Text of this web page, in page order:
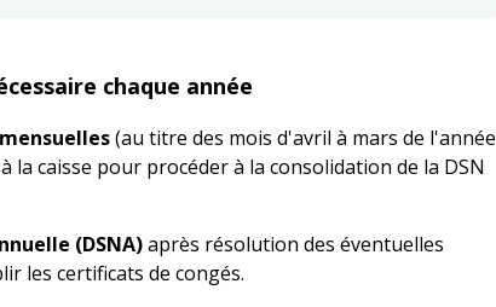
chaque année
(au titre des mois d'avril à mars de l'année
la caisse pour procéder à la consolidation de la DSN
(DSNA)après résolution des éventuelles
les certificats de congés.